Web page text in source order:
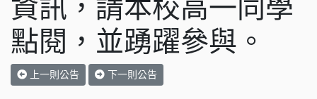
資訊，請本校高一同學
點閱，並踴躍參與。
上一則公告 下一則公告